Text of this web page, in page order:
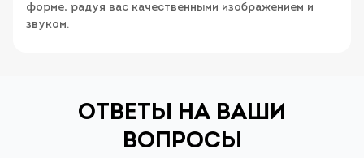
форме, радуя вас качественными изображением и
звуком.
ОТВЕТЫ НА ВАШИ
ВОПРОСЫ